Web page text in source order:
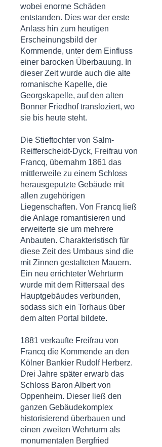
wobei enorme Schäden
entstanden. Dies war der erste
Anlass hin zum heutigen
Erscheinungsbild der
Kommende, unter dem Einfluss
einer barocken Überbauung. In
dieser Zeit wurde auch die alte
romanische Kapelle, die
Georgskapelle, auf den alten
Bonner Friedhof transloziert, wo
sie bis heute steht.
Die Stieftochter von Salm-
Reifferscheidt-Dyck, Freifrau von
Francq, übernahm 1861 das
mittlerweile zu einem Schloss
herausgeputzte Gebäude mit
allen zugehörigen
Liegenschaften. Von Francq ließ
die Anlage romantisieren und
erweiterte sie um mehrere
Anbauten. Charakteristisch für
diese Zeit des Umbaus sind die
mit Zinnen gestalteten Mauern.
Ein neu errichteter Wehrturm
wurde mit dem Rittersaal des
Hauptgebäudes verbunden,
sodass sich ein Torhaus über
dem alten Portal bildete.
1881 verkaufte Freifrau von
Francq die Kommende an den
Kölner Bankier Rudolf Herberz.
Drei Jahre später erwarb das
Schloss Baron Albert von
Oppenheim. Dieser ließ den
ganzen Gebäudekomplex
historisierend überbauen und
einen zweiten Wehrturm als
monumentalen Bergfried